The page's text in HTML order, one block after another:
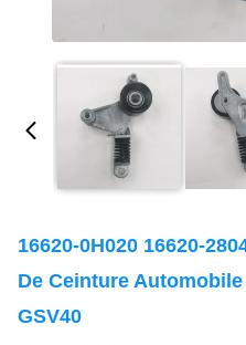
16620-0H020 16620-
De Ceinture
GSV40